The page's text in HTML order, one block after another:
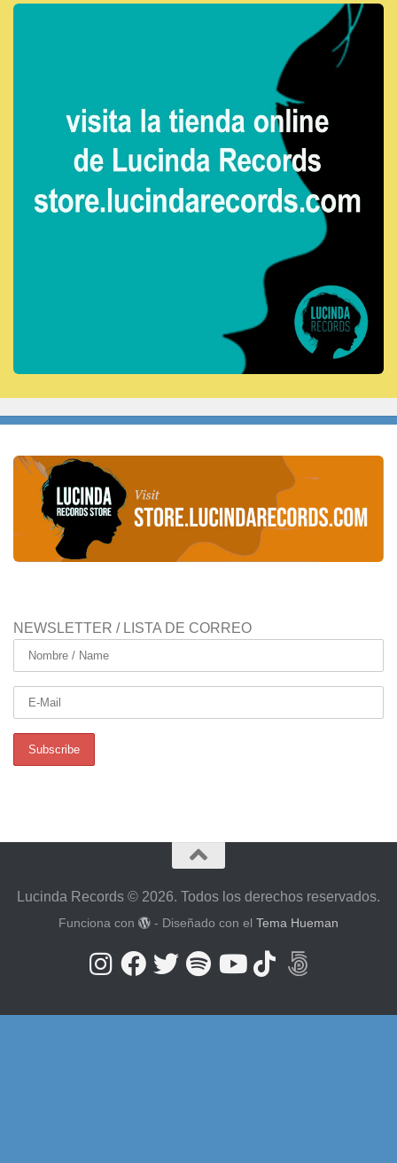
NEWSLETTER / LISTA DE CORREO
Lucinda Records © 2026. Todos los derechos reservados.
Funciona con - Diseñado con el Tema Hueman